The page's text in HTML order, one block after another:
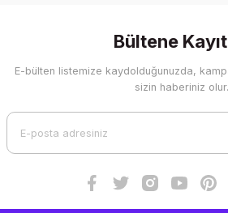
Bültene
E-bülten listemize kaydolduğunuzda,
sizin haberiniz olur.